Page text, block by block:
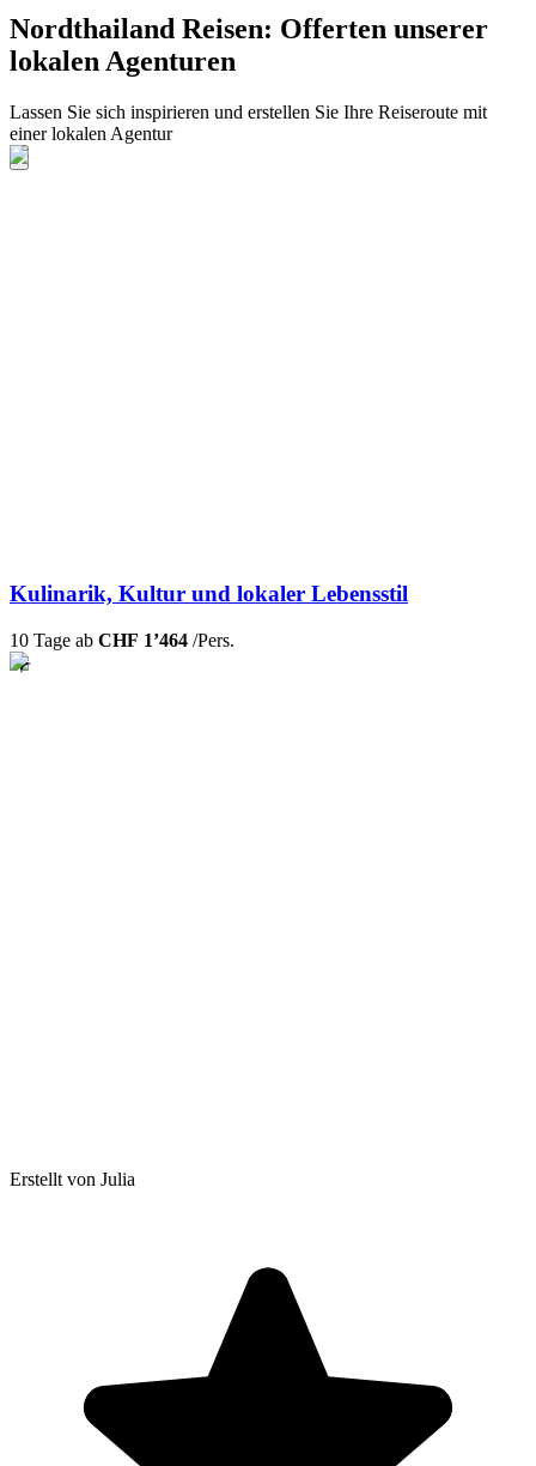
Nordthailand Reisen: Offerten unserer
lokalen Agenturen
Lassen Sie sich inspirieren und erstellen Sie Ihre Reiseroute mit
einer lokalen Agentur
Kulinarik, Kultur und lokaler Lebensstil
10 Tage ab CHF 1’464 /Pers.
Erstellt von Julia